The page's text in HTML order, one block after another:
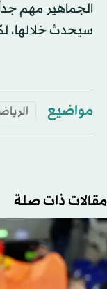
سيحدث خلالها،
مواضيع
مقالات ذات صلة